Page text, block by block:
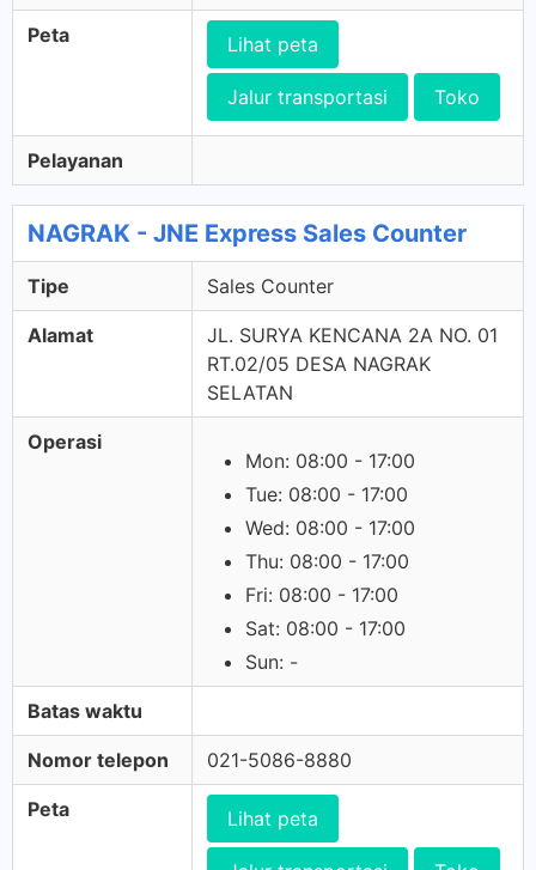
Peta Lihat peta
Jalur transportasi Toko
Pelayanan
NAGRAK - JNE Express Sales Counter
Tipe Sales Counter
Alamat
JL. SURYA KENCANA 2A NO. 01
RT.02/05 DESA NAGRAK
SELATAN
Operasi
Mon: 08:00 - 17:00
Tue: 08:00 - 17:00
Wed: 08:00 - 17:00
Thu: 08:00 - 17:00
Fri: 08:00 - 17:00
Sat: 08:00 - 17:00
Sun: -
Batas waktu
Nomor telepon 021-5086-8880
Peta Lihat peta